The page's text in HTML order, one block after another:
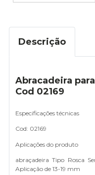
Descrição
Abracadeira
Cod 02169
Especificações técnicas
Cod: 02169
Aplicações do produto
abraçadeira Tipo Rosca
Aplicação de 13-19 mm